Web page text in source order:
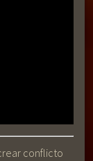
conflicto